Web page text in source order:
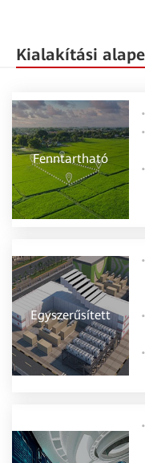
Kialakítási
Fenntartható
Egyszerűsített